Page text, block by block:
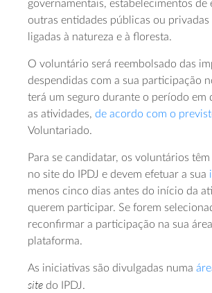
governamentais, estabelecimentos de
outras entidades públicas ou
ligadas à natureza e à floresta.
O voluntário será reembolsado das
despendidas com a sua participação
terá um seguro durante o período em
as atividades, de acordo com o
Voluntariado.
Para se candidatar, os voluntários
no site do IPDJ e devem efetuar a sua
menos cinco dias antes do início da
querem participar. Se forem
reconfirmar a participação na sua
plataforma.
As iniciativas são divulgadas numa
site do IPDJ.